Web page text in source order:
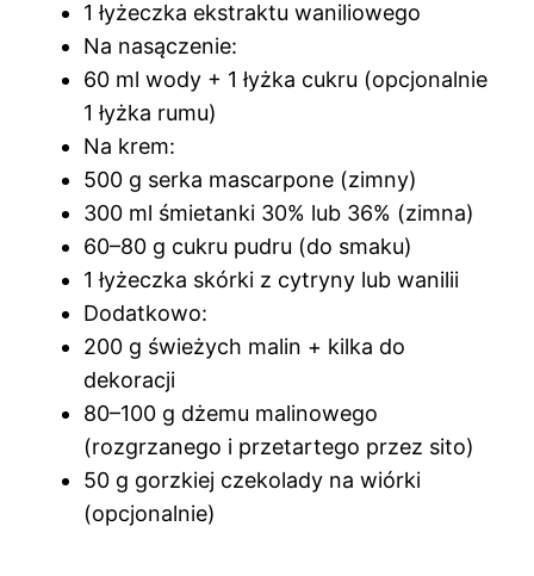
1 łyżeczka ekstraktu waniliowego
Na nasączenie:
60 ml wody + 1 łyżka cukru (opcjonalnie
1 łyżka rumu)
Na krem:
500 g serka mascarpone (zimny)
300 ml śmietanki 30% lub 36% (zimna)
60–80 g cukru pudru (do smaku)
1 łyżeczka skórki z cytryny lub wanilii
Dodatkowo:
200 g świeżych malin + kilka do
dekoracji
80–100 g dżemu malinowego
(rozgrzanego i przetartego przez sito)
50 g gorzkiej czekolady na wiórki
(opcjonalnie)